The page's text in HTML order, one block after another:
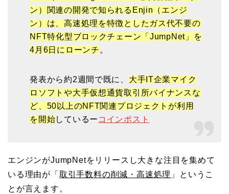
ン）関連の開発で知られるEnjin（エンジ
ン）は、高速処理を特徴としたガス代不要の
NFT特化型ブロックチェーン「JumpNet」を
4月6日にローンチ。
発表から約2週間で既に、 大手IT企業マイク
ロソフトや大手仮想通貨取引所バイナンスな
ど、50以上のNFT関連プロジェクトが利用
を開始しているー コインポスト
エンジンがJumpNetをリリースし大きな注目を集めて
いる理由が「 取引手数料の削減・高速処理 」というこ
とが言えます。